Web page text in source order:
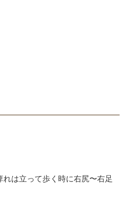
は立って歩く時に右尻〜右足